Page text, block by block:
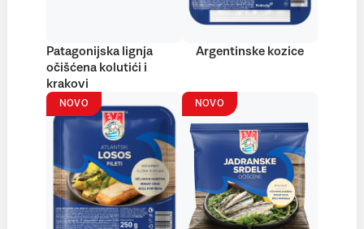
Patagonijska lignja
očišćena kolutići i
krakovi
Argentinske kozice
NOVO NOVO